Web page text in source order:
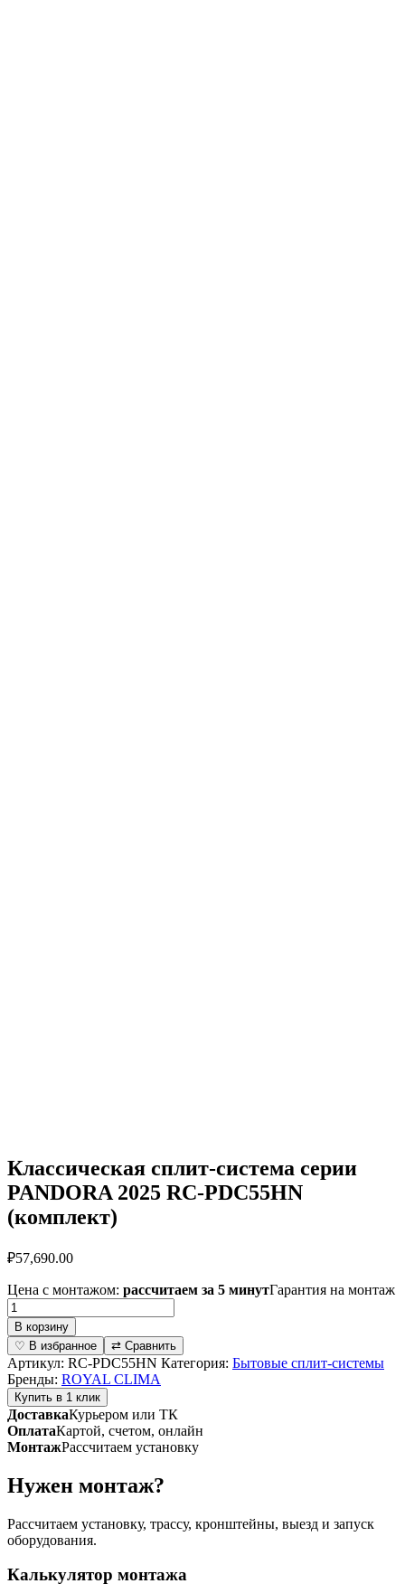
Классическая сплит-система серии
PANDORA 2025 RC-PDC55HN
(комплект)
₽57,690.00
Цена с монтажом: рассчитаем за 5 минутГарантия на монтаж
Количество
товара
Классическая
сплит-
система
серии
PANDORA
2025
RC-
PDC55HN
В корзину
♡ В избранное
⇄ Сравнить
Артикул: RC-PDC55HN Категория: Бытовые сплит-системы
Бренды: ROYAL CLIMA
Купить в 1 клик
ДоставкаКурьером или ТК
ОплатаКартой, счетом, онлайн
МонтажРассчитаем установку
Нужен монтаж?
Рассчитаем установку, трассу, кронштейны, выезд и запуск
оборудования.
Калькулятор монтажа